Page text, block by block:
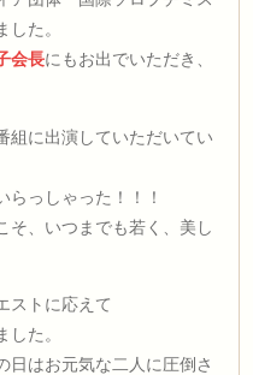
した。
会長にもお出でいただき、
組に出演していただいてい
らっしゃった！！！
そ、いつまでも若く、美し
ストに応えて
た。
日はお元気な二人に圧倒さ